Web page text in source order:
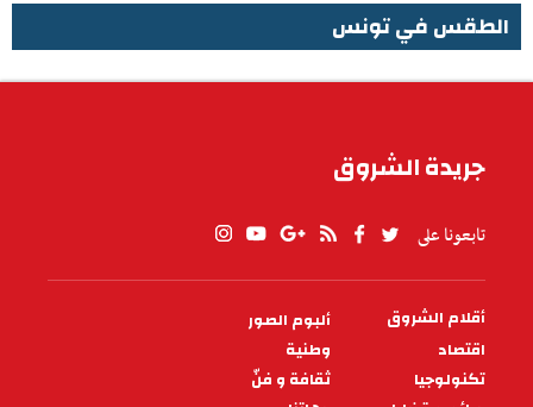
الطقس في تونس
جريدة الشروق
تابعونا على
PIED
DE
PAGE
أقلام الشروق
ألبوم الصور
اقتصاد
وطنية
تكنولوجيا
ثقافة و فنّ